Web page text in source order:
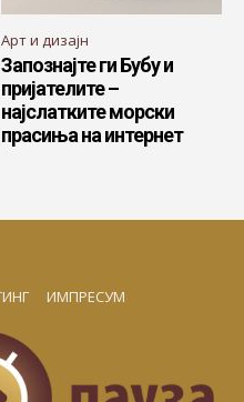
Арт и дизајн
Запознајте ги Бубу и
пријателите –
најслатките морски
прасиња на интернет
ИМПРЕСУМ